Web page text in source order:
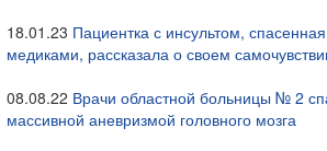
18.01.23 Пациентка с инсультом,
медиками, рассказала о своем
08.08.22 Врачи областной больницы № 2
массивной аневризмой головного мозга